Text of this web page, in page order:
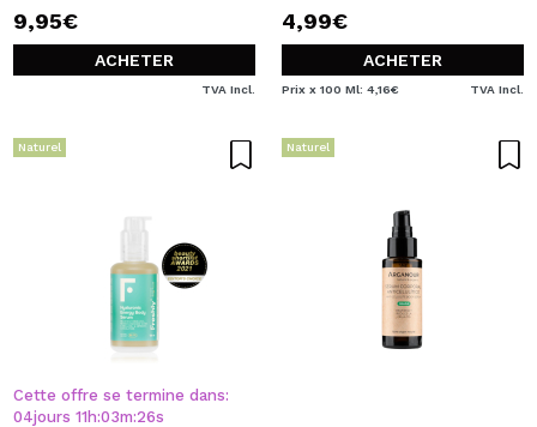
9,95€
ACHETER
TVA Incl.
4,99€
ACHETER
Prix x 100 Ml: 4,16€ TVA Incl.
Naturel
Cette offre se termine dans:
04jours 11 h:03m:25s
Naturel